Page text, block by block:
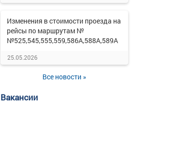
Изменения в стоимости проезда на
рейсы по маршрутам №
№525,545,555,559,586А,588А,589А
25.05.2026
Все новости »
Вакансии